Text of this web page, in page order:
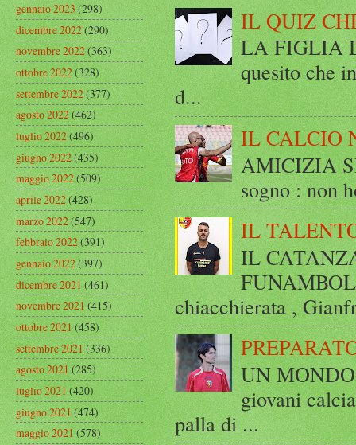
IL QUIZ
LA FIGLIA
quesito che
d...
IL CALCIO
AMICIZIA
sogno : non
IL
IL
chiacchierata ,
UN
giovani
palla di ...
gennaio 2023(298)
dicembre 2022(290)
novembre 2022(363)
ottobre 2022(328)
settembre 2022(377)
agosto 2022(462)
luglio 2022(496)
giugno 2022(435)
maggio 2022(509)
aprile 2022(428)
marzo 2022(547)
febbraio 2022(391)
gennaio 2022(397)
dicembre 2021(461)
novembre 2021(415)
ottobre 2021(458)
settembre 2021(336)
agosto 2021(285)
luglio 2021(420)
giugno 2021(474)
maggio 2021(578)